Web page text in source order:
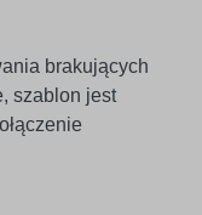
brakujących
szablon jest